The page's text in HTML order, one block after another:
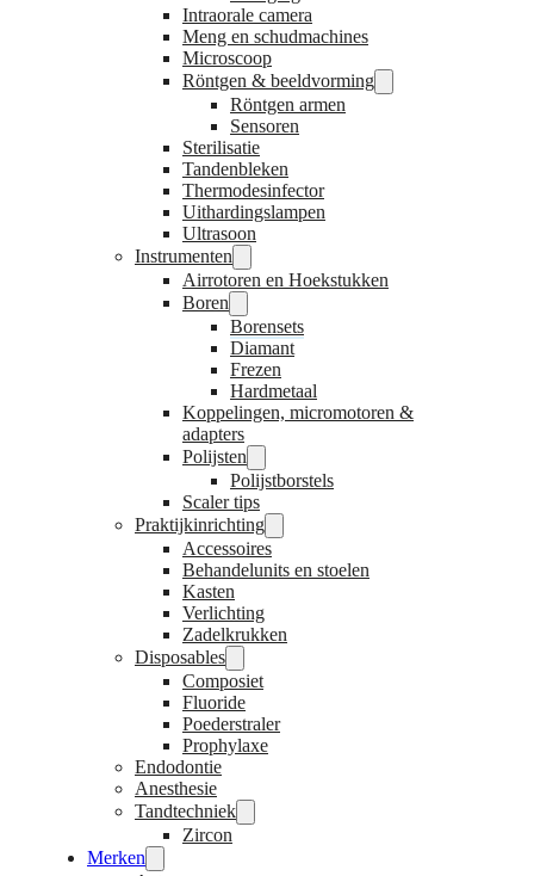
Intraorale camera
Meng en schudmachines
Microscoop
Röntgen & beeldvorming
Röntgen armen
Sensoren
Sterilisatie
Tandenbleken
Thermodesinfector
Uithardingslampen
Ultrasoon
Instrumenten
Airrotoren en Hoekstukken
Boren
Borensets
Diamant
Frezen
Hardmetaal
Koppelingen, micromotoren &
adapters
Polijsten
Polijstborstels
Scaler tips
Praktijkinrichting
Accessoires
Behandelunits en stoelen
Kasten
Verlichting
Zadelkrukken
Disposables
Composiet
Fluoride
Poederstraler
Prophylaxe
Endodontie
Anesthesie
Tandtechniek
Zircon
Merken